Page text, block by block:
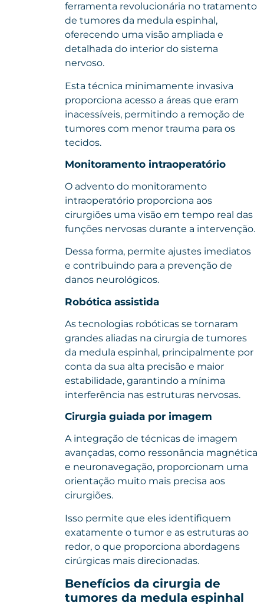
ferramenta revolucionária no tratamento
de tumores da medula espinhal,
oferecendo uma visão ampliada e
detalhada do interior do sistema
nervoso.
Esta técnica minimamente invasiva
proporciona acesso a áreas que eram
inacessíveis, permitindo a remoção de
tumores com menor trauma para os
tecidos.
Monitoramento intraoperatório
O advento do monitoramento
intraoperatório proporciona aos
cirurgiões uma visão em tempo real das
funções nervosas durante a intervenção.
Dessa forma, permite ajustes imediatos
e contribuindo para a prevenção de
danos neurológicos.
Robótica assistida
As tecnologias robóticas se tornaram
grandes aliadas na cirurgia de tumores
da medula espinhal, principalmente por
conta da sua alta precisão e maior
estabilidade, garantindo a mínima
interferência nas estruturas nervosas.
Cirurgia guiada por imagem
A integração de técnicas de imagem
avançadas, como ressonância magnética
e neuronavegação, proporcionam uma
orientação muito mais precisa aos
cirurgiões.
Isso permite que eles identifiquem
exatamente o tumor e as estruturas ao
redor, o que proporciona abordagens
cirúrgicas mais direcionadas.
Benefícios da cirurgia de
tumores da medula espinhal